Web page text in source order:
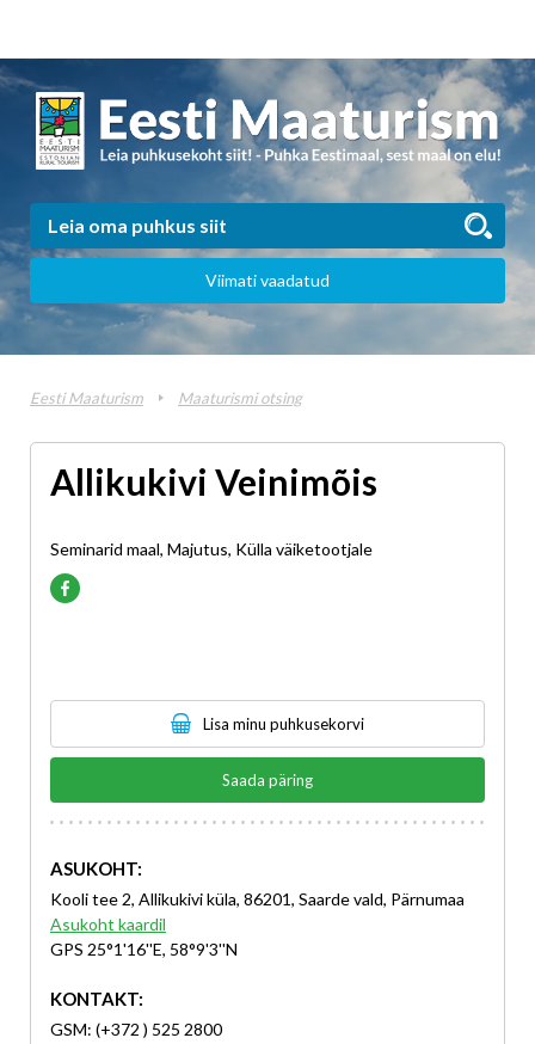
Viimati vaadatud
Eesti Maaturism Maaturismi otsing
Allikukivi Veinimõis
Seminarid maal, Majutus, Külla väiketootjale
Lisa minu puhkusekorvi
Saada päring
ASUKOHT:
Kooli tee 2, Allikukivi küla, 86201, Saarde vald, Pärnumaa
Asukoht kaardil
GPS 25°1'16''E, 58°9'3''N
KONTAKT:
GSM: (+372 ) 525 2800